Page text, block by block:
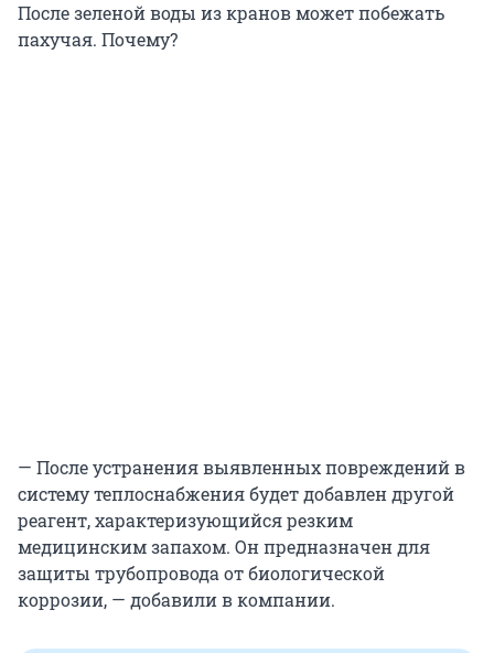
После зеленой воды из кранов может побежать
пахучая. Почему?
— После устранения выявленных повреждений в
систему теплоснабжения будет добавлен другой
реагент, характеризующийся резким
медицинским запахом. Он предназначен для
защиты трубопровода от биологической
коррозии, — добавили в компании.